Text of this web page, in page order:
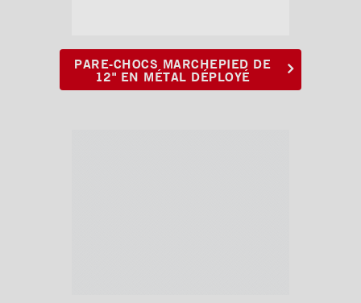
PARE-CHOCS MARCHEPIED DE
12" EN MÉTAL DÉPLOYÉ